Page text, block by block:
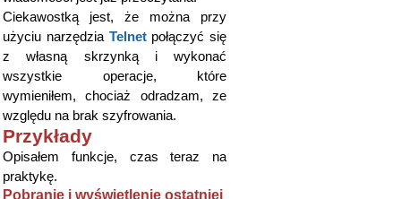
Ciekawostką jest, że można przy
użyciu narzędzia Telnetpołączyć się
z własną skrzynką i wykonać
wszystkie operacje, które
wymieniłem, chociaż odradzam, ze
względu na brak szyfrowania.
Przykłady
Opisałem funkcje, czas teraz na
praktykę.
Pobranie i wyświetlenie ostatniej